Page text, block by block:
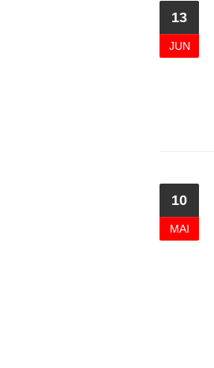
13
JUN
10
MAI